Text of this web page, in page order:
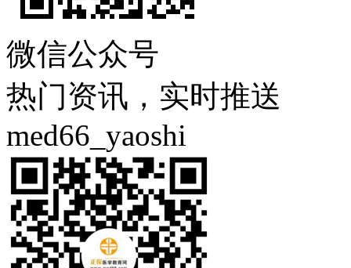
微信公众号
热门资讯，实时推送
med66_yaoshi